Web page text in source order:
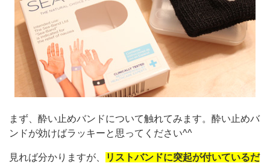
まず、酔い止めバンドについて触れてみます。酔い止めバ
ンドが効けばラッキーと思ってください^^
見れば分かりますが、
リストバンドに突起が付いているだ